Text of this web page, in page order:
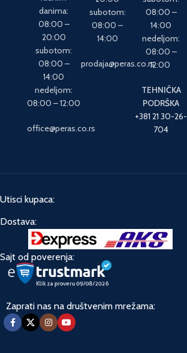
danima:
08:00 –
20:00
subotom:
08:00 –
14:00
nedeljom:
08:00 – 12:00
office@peras.co.rs
subotom:
08:00 –
14:00
prodaja@peras.co.rs
08:00 –
14:00
nedeljom:
08:00 –
12:00
TEHNIČKA
PODRŠKA
+381 21 30-26-
704
Utisci kupaca:
Dostava:
Sajt od poverenja:
Zaprati nas na društvenim mrežama: